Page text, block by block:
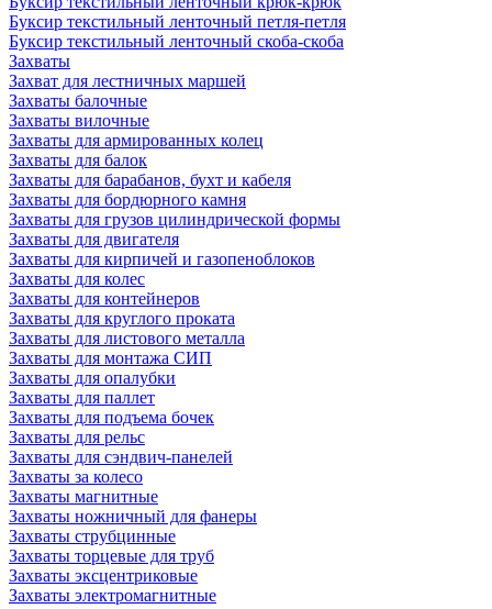
Буксир текстильный ленточный петля-петля
Буксир текстильный ленточный скоба-скоба
Захваты
Захват для лестничных маршей
Захваты балочные
Захваты вилочные
Захваты для армированных колец
Захваты для балок
Захваты для барабанов, бухт и кабеля
Захваты для бордюрного камня
Захваты для грузов цилиндрической формы
Захваты для двигателя
Захваты для кирпичей и газопеноблоков
Захваты для колес
Захваты для контейнеров
Захваты для круглого проката
Захваты для листового металла
Захваты для монтажа СИП
Захваты для опалубки
Захваты для паллет
Захваты для подъема бочек
Захваты для рельс
Захваты для сэндвич-панелей
Захваты за колесо
Захваты магнитные
Захваты ножничный для фанеры
Захваты струбцинные
Захваты торцевые для труб
Захваты эксцентриковые
Захваты электромагнитные